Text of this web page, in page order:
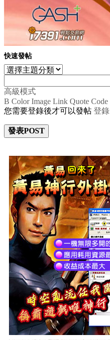
快速發帖
高級模式
B Color Image Link Quote Code
您需要登錄後才可以發帖 登錄
發表POST